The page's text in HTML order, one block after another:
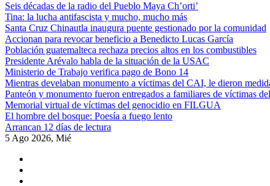
Seis décadas de la radio del Pueblo Maya Ch’orti’
Tina: la lucha antifascista y mucho, mucho más
Santa Cruz Chinautla inaugura puente gestionado por la comunidad
Accionan para revocar beneficio a Benedicto Lucas García
Población guatemalteca rechaza precios altos en los combustibles
Presidente Arévalo habla de la situación de la USAC
Ministerio de Trabajo verifica pago de Bono 14
Mientras develaban monumento a víctimas del CAI, le dieron
Panteón y monumento fueron entregados a familiares de víctimas
Memorial virtual de víctimas del genocidio en FILGUA
El hombre del bosque: Poesía a fuego lento
Arrancan 12 días de lectura
5 Ago 2026, Mié